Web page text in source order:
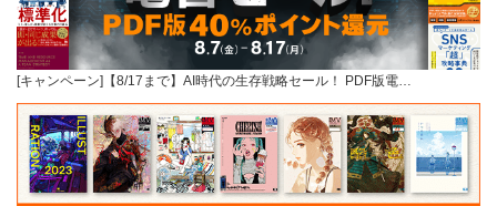
[キャンペーン]【8/17まで】AI時代の生存戦略セール！ PDF版電…